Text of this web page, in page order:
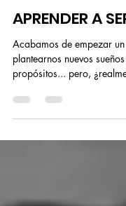
Rachel K
31 ene 2024
4
APRENDER A
Acabamos de empezar
plantearnos nuevos